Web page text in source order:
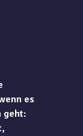
es
geht: